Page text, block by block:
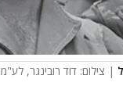
| צילום: דוד רובינגר, לע"מ